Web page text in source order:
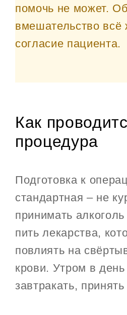
помочь не может.
вмешательство всё
согласие пациента.
Как
процедура
Подготовка к
стандартная – не
принимать
пить лекарства,
повлиять на
крови. Утром в
завтракать,